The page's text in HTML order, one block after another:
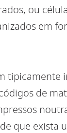
ou
em
tipicamente
de
que exista